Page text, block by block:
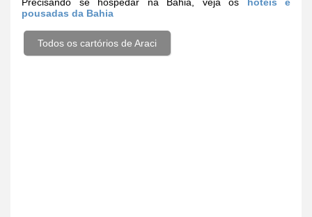
pousadas da Bahia
Todos os cartórios de Araci